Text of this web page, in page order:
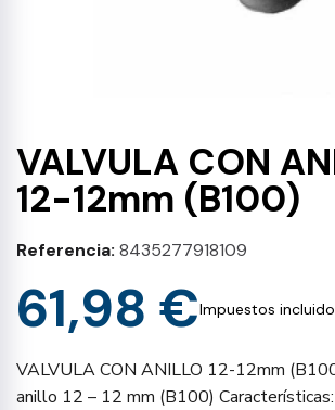
VALVULA CON
12-12mm (B100)
Referencia 8435277918109
61,98 €Impuestos
VALVULA CON ANILLO 12-12mm
anillo 12 – 12 mm (B100)